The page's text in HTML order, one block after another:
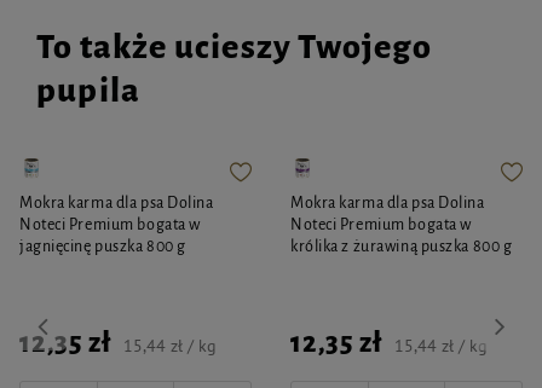
jeszcze większą przyjemność z użytkowania.
To także ucieszy Twojego
pupila
Mokra karma dla psa Dolina
Noteci Premium bogata w
jagnięcinę puszka 800 g
12,35 zł 15,44 zł / kg
Mokra karma dla psa Dolina
Noteci Premium bogata w
królika z żurawiną puszka 800 g
12,35 zł 15,44 zł / kg